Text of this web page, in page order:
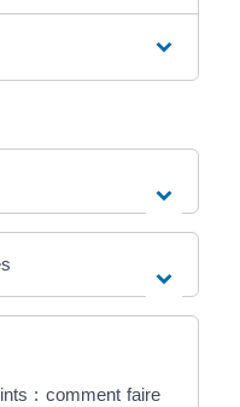
: comment faire